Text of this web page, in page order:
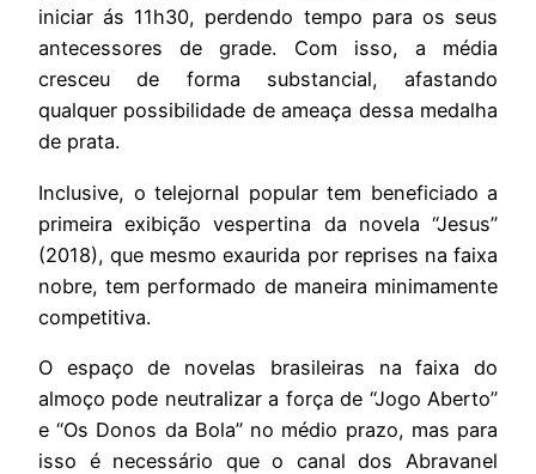
iniciar ás 11h30, perdendo tempo para os seus
antecessores de grade. Com isso, a média
cresceu de forma substancial, afastando
qualquer possibilidade de ameaça dessa medalha
de prata.
Inclusive, o telejornal popular tem beneficiado a
primeira exibição vespertina da novela “Jesus”
(2018), que mesmo exaurida por reprises na faixa
nobre, tem performado de maneira minimamente
competitiva.
O espaço de novelas brasileiras na faixa do
almoço pode neutralizar a força de “Jogo Aberto”
e “Os Donos da Bola” no médio prazo, mas para
isso é necessário que o canal dos Abravanel